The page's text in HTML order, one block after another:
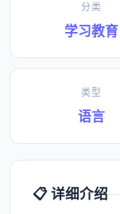
分类
学习教育
类型
语言
📋 详细介绍